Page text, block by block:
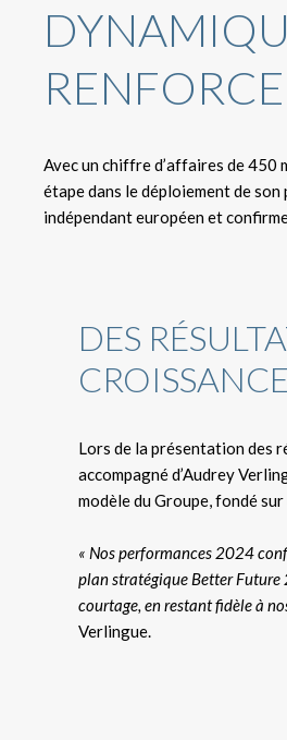
Avec un chiffre d’affaires de 450
étape dans le déploiement de
indépendant européen et
DES
Lors de la présentation des
accompagné d’Audrey
modèle du Groupe, fondé
« Nos performances 2024
plan stratégique Better
courtage, en restant fidèle à
Verlingue.